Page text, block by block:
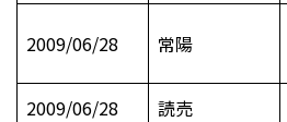
2009/06/28 常陽
2009/06/28
読売